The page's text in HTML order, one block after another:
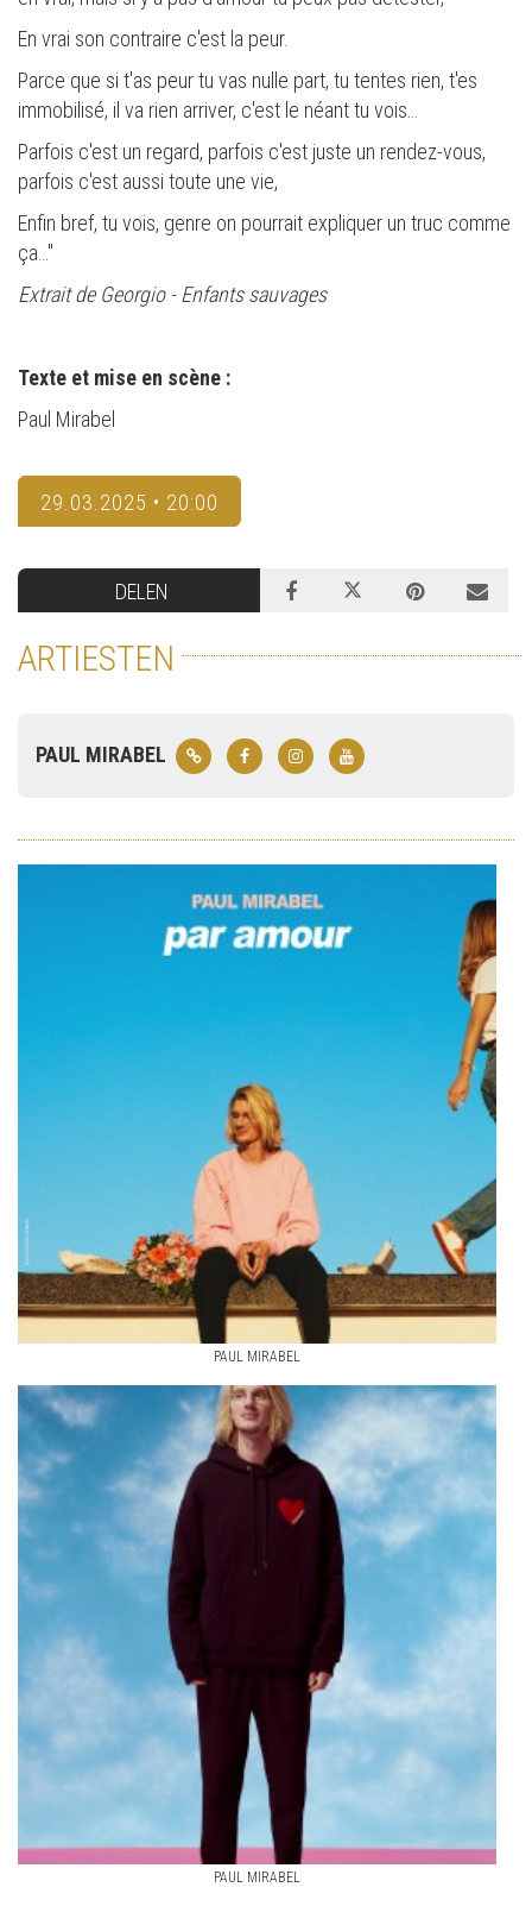
En vrai son contraire c'est la peur.
Parce que si t'as peur tu vas nulle part, tu tentes rien, t'es
immobilisé, il va rien arriver, c'est le néant tu vois…
Parfois c'est un regard, parfois c'est juste un rendez-vous,
parfois c'est aussi toute une vie,
Enfin bref, tu vois, genre on pourrait expliquer un truc comme
ça…"
Extrait de Georgio - Enfants sauvages
Texte et mise en scène :
Paul Mirabel
29.03.2025 • 20:00
DELEN
ARTIESTEN
PAUL MIRABEL
PAUL MIRABEL
PAUL MIRABEL